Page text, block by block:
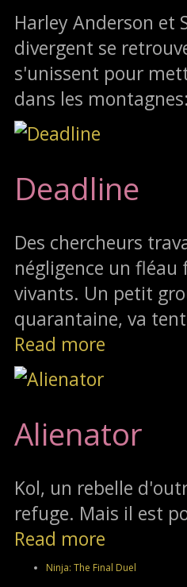
Harley Anderson et
divergent se
s'unissent pour
dans les
Deadline
Des chercheurs
négligence un
vivants. Un petit
quarantaine, va
Read more
Alienator
Kol, un rebelle
refuge. Mais il est
Read more
Ninja: The Final Duel